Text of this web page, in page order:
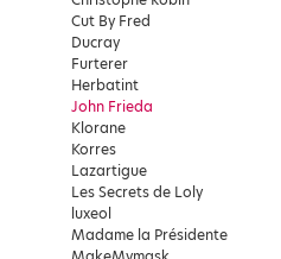
Cut By Fred
Ducray
Furterer
Herbatint
John Frieda
Klorane
Korres
Lazartigue
Les Secrets de Loly
luxeol
Madame la Présidente